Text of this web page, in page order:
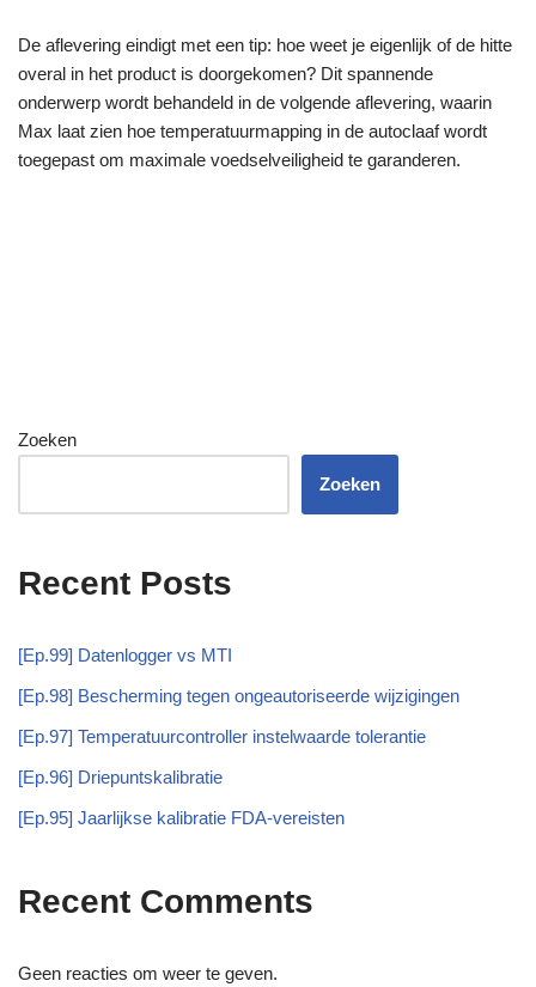
De aflevering eindigt met een tip: hoe weet je eigenlijk of de hitte
overal in het product is doorgekomen? Dit spannende
onderwerp wordt behandeld in de volgende aflevering, waarin
Max laat zien hoe temperatuurmapping in de autoclaaf wordt
toegepast om maximale voedselveiligheid te garanderen.
Zoeken
Zoeken
Recent Posts
[Ep.99] Datenlogger vs MTI
[Ep.98] Bescherming tegen ongeautoriseerde wijzigingen
[Ep.97] Temperatuurcontroller instelwaarde tolerantie
[Ep.96] Driepuntskalibratie
[Ep.95] Jaarlijkse kalibratie FDA-vereisten
Recent Comments
Geen reacties om weer te geven.